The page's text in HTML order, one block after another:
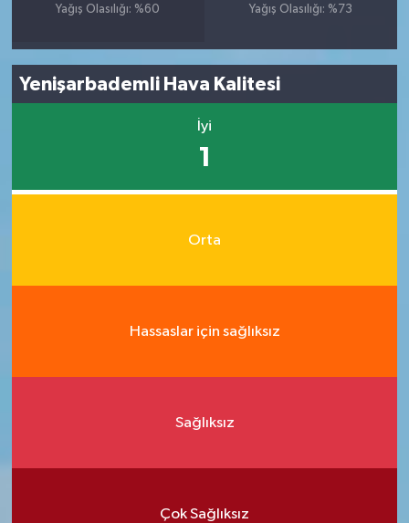
Yağış Olasılığı: %60
Yağış Olasılığı: %73
Yenişarbademli Hava Kalitesi
İyi
1
Orta
Hassaslar için sağlıksız
Sağlıksız
Çok Sağlıksız